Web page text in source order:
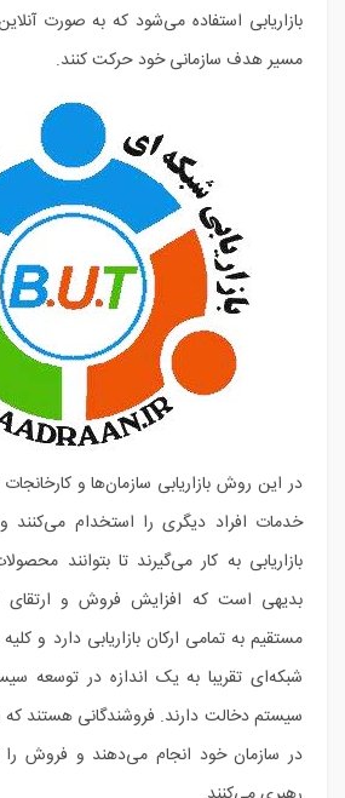
بازاریابی استفاده می‌شود که به صورت
مسیر هدف سازمانی خود حرکت کنند.
در این روش بازاریابی سازمان‌ها و
خدمات افراد دیگری را استخدام
بازاریابی به کار می‌گیرند تا بتوانند
بدیهی است که افزایش فروش و
مستقیم به تمامی ارکان بازاریابی دارد و
شبکه‌ای تقریبا به یک اندازه در
سیستم دخالت دارند. فروشندگانی هستند
در سازمان خود انجام می‌دهند و فروش را